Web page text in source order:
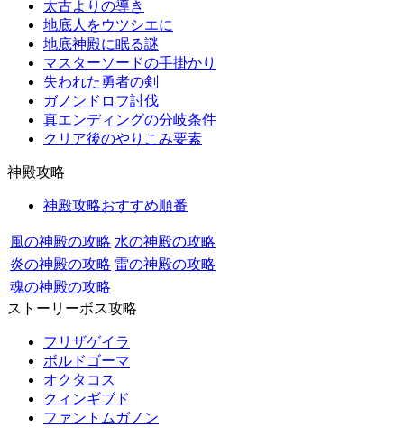
太古よりの導き
地底人をウツシエに
地底神殿に眠る謎
マスターソードの手掛かり
失われた勇者の剣
ガノンドロフ討伐
真エンディングの分岐条件
クリア後のやりこみ要素
神殿攻略
神殿攻略おすすめ順番
風の神殿の攻略 水の神殿の攻略
炎の神殿の攻略 雷の神殿の攻略
魂の神殿の攻略
ストーリーボス攻略
フリザゲイラ
ボルドゴーマ
オクタコス
クィンギブド
ファントムガノン